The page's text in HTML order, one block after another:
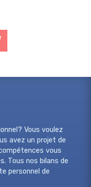
Vous voulez
avez un projet de
vous
Tous nos bilans de
personnel de